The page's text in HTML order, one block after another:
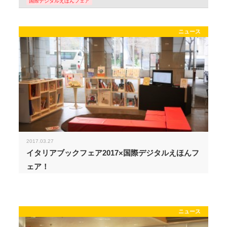
ニュース
2017.03.27
イタリアブックフェア2017×国際デジタルえほんフ
ェア！
ニュース